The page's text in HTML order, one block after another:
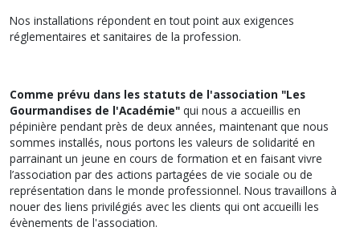
Nos installations répondent en tout point aux exigences
réglementaires et sanitaires de la profession.
Comme prévu dans les statuts de l'association "Les
Gourmandises de l'Académie" qui nous a accueillis en
pépinière pendant près de deux années, maintenant que nous
sommes installés, nous portons les valeurs de solidarité en
parrainant un jeune en cours de formation et en faisant vivre
l’association par des actions partagées de vie sociale ou de
représentation dans le monde professionnel. Nous travaillons à
nouer des liens privilégiés avec les clients qui ont accueilli les
évènements de l'association.